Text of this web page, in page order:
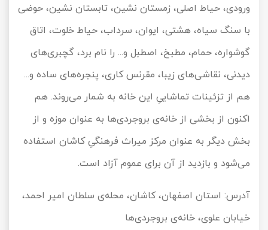
ورودی، حیاط اصلی، زمستان نشین، تابستان نشین، حوضی
با سنگ سیاه، هشتی، ایوان، سرداب، حیاط خلوت، اتاق
گوشواره، حمام، مطبخ، اصطبل و... را نام برد، گچبری‌های
دیدنی، نقاشی‌های زیبا، مقرنس کاری، پنجره‌های ساده و...
هم از تزئینات تماشاییِ این خانه به شمار می‌روند. هم
اکنون از بخشی از خانه‌ی بروجردی‌ها به عنوان موزه و از
بخش دیگر به عنوان مرکز میراث فرهنگیِ کاشان استفاده
می‌شود و بازدید از آن برای عموم آزاد است.
آدرس: استان اصفهان، کاشان، محله‌ی سلطان امیر احمد،
خیابان علوی، خانه‌ی بروجردی‌ها